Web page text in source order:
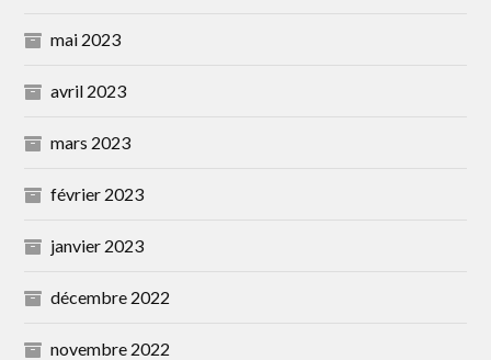
mai 2023
avril 2023
mars 2023
février 2023
janvier 2023
décembre 2022
novembre 2022